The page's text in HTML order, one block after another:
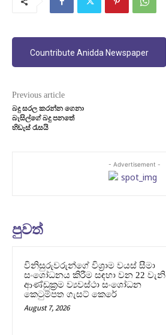
Countribute Anidda Newspaper
Previous article
බදු සරල කරන්න ගෙනා
බැසිල්ගේ බදු පනතේ
හිඩැස් රැසයි
- Advertisement -
පුවත්
විනිසුරුවරුන්ගේ විශ්‍රාම වයස් සීමා
සංශෝධනය කිරීම සඳහා වන 22 වැනි
ආණ්ඩුක්‍රම ව්‍යවස්ථා සංශෝධන
කෙටුම්පත ගැසට් කෙරේ
August 7, 2026